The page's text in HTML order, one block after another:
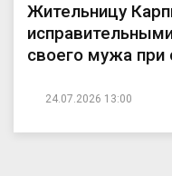
Жительницу
своего мужа при
24.07.2026 13:00